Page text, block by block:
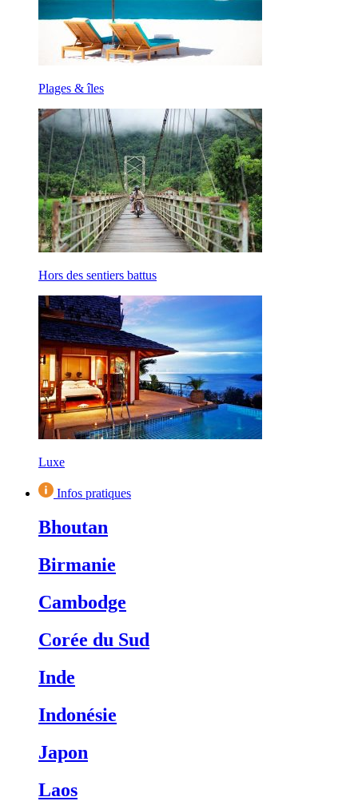
Plages & îles
Hors des sentiers battus
Luxe
Infos pratiques
Bhoutan
Birmanie
Cambodge
Corée du Sud
Inde
Indonésie
Japon
Laos